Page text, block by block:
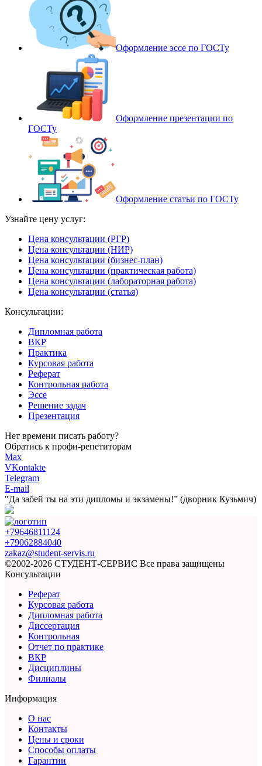
Оформление эссе по ГОСТу
Оформление презентации по
ГОСТу
Оформление статьи по ГОСТу
Узнайте цену услуг:
Цена консультации (РГР)
Цена консультации (НИР)
Цена консультации (бизнес-план)
Цена консультации (практическая работа)
Цена консультации (лабораторная работа)
Цена консультации (статья)
Консультации:
Дипломная работа
ВКР
Практика
Курсовая работа
Реферат
Контрольная работа
Эссе
Решение задач
Презентация
Нет времени писать работу?
Обратись к профи-репетиторам
Max
VKontakte
Telegram
E-mail
"Да забей ты на эти дипломы и экзамены!” (дворник Кузьмич)
+79646811124
+79062884040
zakaz@student-servis.ru
©2002-2026 СТУДЕНТ-СЕРВИС Все права защищены
Консультации
Реферат
Курсовая работа
Дипломная работа
Диссертация
Контрольная
Отчет по практике
ВКР
Дисциплины
Филиалы
Информация
О нас
Контакты
Цены и сроки
Способы оплаты
Гарантии